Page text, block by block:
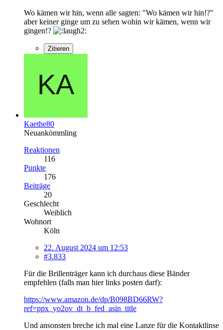
Wo kämen wir hin, wenn alle sagten: "Wo kämen wir hin!?"
aber keiner ginge um zu sehen wohin wir kämen, wenn wir
gingen!?
Zitieren
Kaethe80
Neuankömmling
Reaktionen
116
Punkte
176
Beiträge
20
Geschlecht
Weiblich
Wohnort
Köln
22. August 2024 um 12:53
#3.833
Für die Brillenträger kann ich durchaus diese Bänder
empfehlen (falls man hier links posten darf):
https://www.amazon.de/dp/B098BD66RW?
ref=ppx_yo2ov_dt_b_fed_asin_title
Und ansonsten breche ich mal eine Lanze für die Kontaktlinse